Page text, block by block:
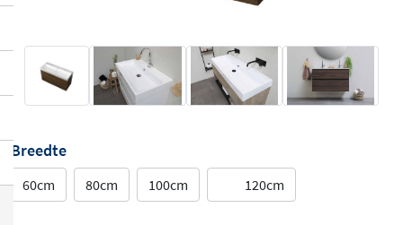
Breedte
60cm 80cm 100cm 120cm